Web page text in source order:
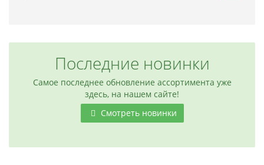
Последние новинки
Самое последнее обновление ассортимента уже
здесь, на нашем сайте!
Смотреть новинки